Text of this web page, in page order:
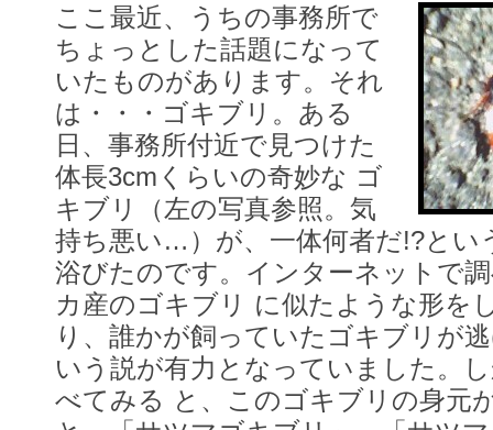
ここ最近、うちの事務所で
ちょっとした話題になって
いたものがあります。それ
は・・・ゴキブリ。ある
日、事務所付近で見つけた
体長3cmくらいの奇妙な ゴ
キブリ（左の写真参照。気
持ち悪い…）が、一体何者だ!?とい
浴びたのです。インターネットで
カ産のゴキブリ に似たような形を
り、誰かが飼っていたゴキブリが
いう説が有力となっていました。
べてみる と、このゴキブリの身元